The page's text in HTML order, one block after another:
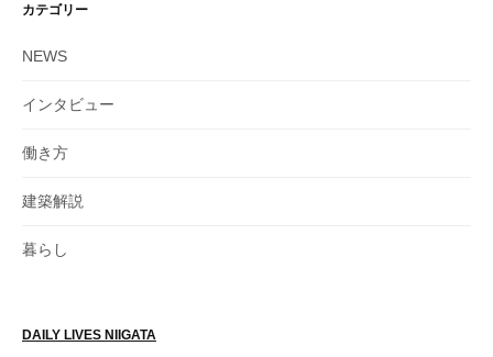
カテゴリー
NEWS
インタビュー
働き方
建築解説
暮らし
DAILY LIVES NIIGATA